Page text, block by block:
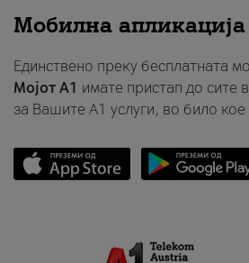
Мобилна апликација
Единствено преку бесплатната
Мојот A1 имате пристап до
за Вашите A1 услуги, во било